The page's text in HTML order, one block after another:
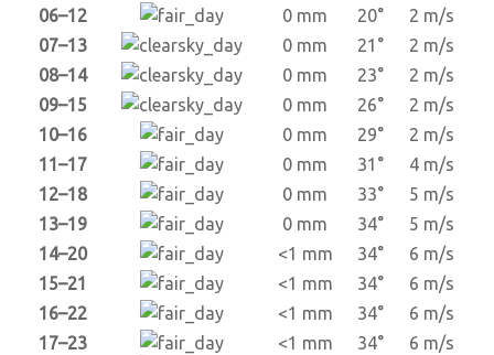
06–12
0 mm 20°
2 m/s
07–13
0 mm 21°
2 m/s
08–14
0 mm 23°
2 m/s
09–15
0 mm 26°
2 m/s
10–16
0 mm 29°
2 m/s
11–17
0 mm 31°
4 m/s
12–18
0 mm 33°
5 m/s
13–19
0 mm 34°
5 m/s
14–20
<1 mm 34°
6 m/s
15–21
<1 mm 34°
6 m/s
16–22
<1 mm 34°
6 m/s
17–23
<1 mm 34°
6 m/s